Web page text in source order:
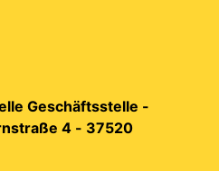
Geschäftsstelle -
4 - 37520